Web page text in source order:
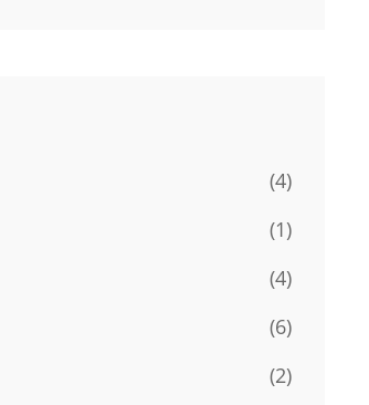
(4)
(1)
(4)
(6)
(2)